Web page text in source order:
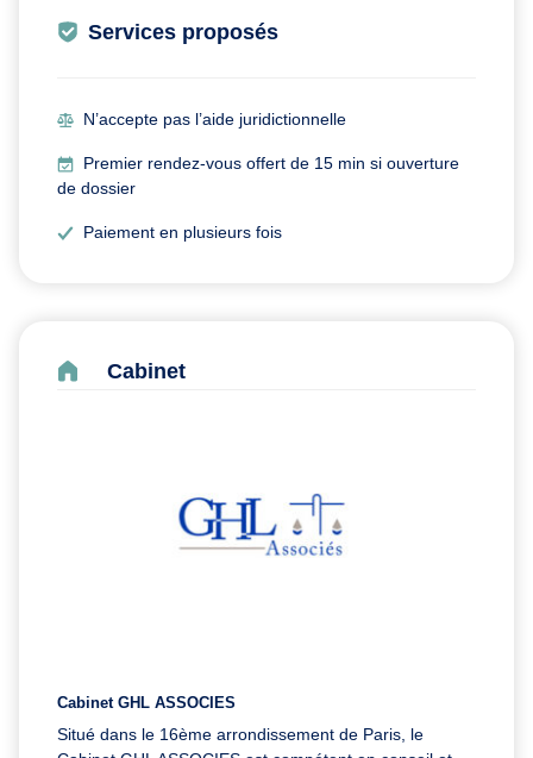
Services proposés
N’accepte pas l’aide juridictionnelle
Premier rendez-vous offert de 15 min si ouverture
de dossier
Paiement en plusieurs fois
Cabinet
Cabinet GHL ASSOCIES
Situé dans le 16ème arrondissement de Paris, le